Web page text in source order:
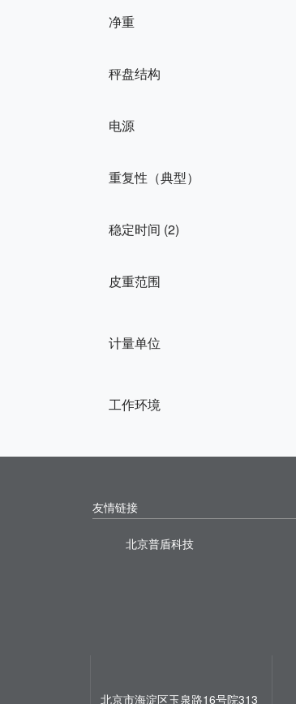
净重
秤盘结构
电源
重复性（典型）
稳定时间 (2)
皮重范围
计量单位
工作环境
友情链接
北京普盾科技
北京市海淀区玉泉路16号院313